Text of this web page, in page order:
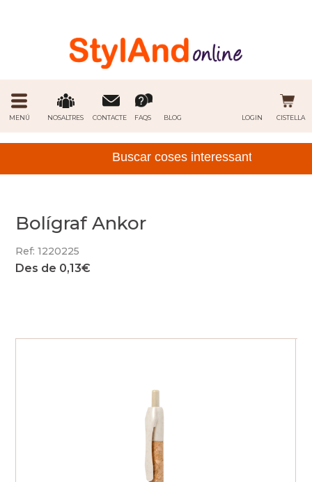
MENÚ NOSALTRES CONTACTE FAQS BLOG CISTELLA
LOGIN
Bolígraf Ankor
Ref: 1220225
Des de 0,13€